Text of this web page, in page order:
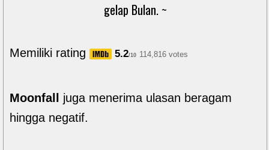
gelap Bulan. ~
Memiliki rating 5.2/10 114,816 votes
Moonfall
juga menerima ulasan beragam
hingga negatif.